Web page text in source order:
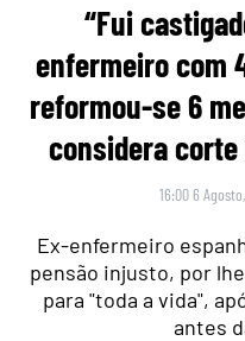
“Fui
enfermeiro com
reformou-se 6
considera
16:00 6
Ex-enfermeiro
pensão injusto, por
para "toda a vida",
antes